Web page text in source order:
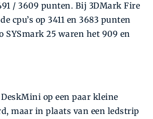
/ 3609 punten. Bij 3DMark Fire
cpu’s op 3411 en 3683 punten
SYSmark 25 waren het 909 en
op een paar kleine
maar in plaats van een ledstrip